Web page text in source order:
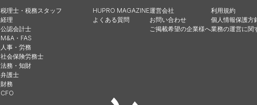
税理士・税務スタッフ
経理
公認会計士
M&A・FAS
人事・労務
社会保険労務士
法務・知財
弁護士
財務
CFO
HUPRO MAGAZINE
よくある質問
運営会社
お問い合わせ
ご掲載希望の企業様へ
利用規約
個人情報保護方
業務の運営に関